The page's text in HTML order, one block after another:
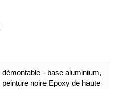
démontable - base aluminium,
peinture noire Epoxy de haute